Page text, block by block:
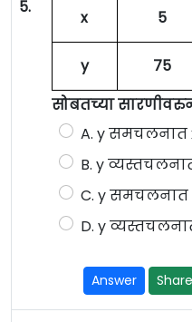
5.
x 5
y 75
सोबतच्या
A. y समचलनात
B. y
C. y समचलनात
D. y
Answer